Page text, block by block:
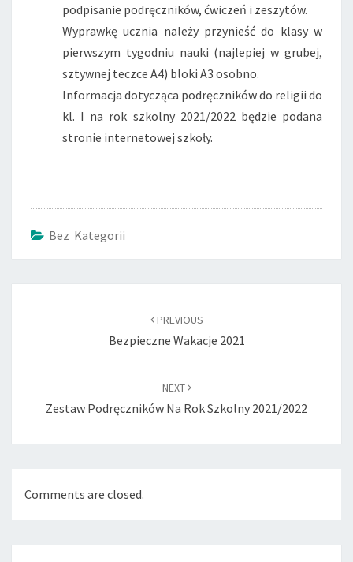
podpisanie podręczników, ćwiczeń i zeszytów.
Wyprawkę ucznia należy przynieść do klasy w
pierwszym tygodniu nauki (najlepiej w grubej,
sztywnej teczce A4) bloki A3 osobno.
Informacja dotycząca podręczników do religii do
kl. I na rok szkolny 2021/2022 będzie podana
stronie internetowej szkoły.
Bez Kategorii
PREVIOUS
Bezpieczne Wakacje 2021
NEXT
Zestaw Podręczników Na Rok Szkolny 2021/2022
Comments are closed.